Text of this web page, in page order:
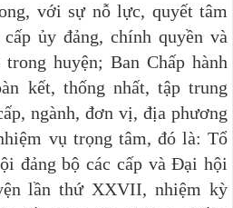
với sự nỗ lực, quyết tâm
ủy đảng, chính quyền và
huyện; Ban Chấp hành
kết, thống nhất, tập trung
ngành, đơn vị, địa phương
vụ trọng tâm, đó là: Tổ
đảng bộ các cấp và Đại hội
lần thứ XXVII, nhiệm kỳ